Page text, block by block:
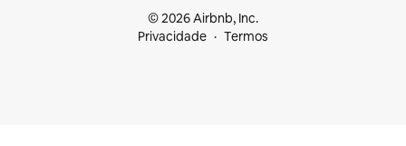
© 2026 Airbnb, Inc.
Privacidade
Termos